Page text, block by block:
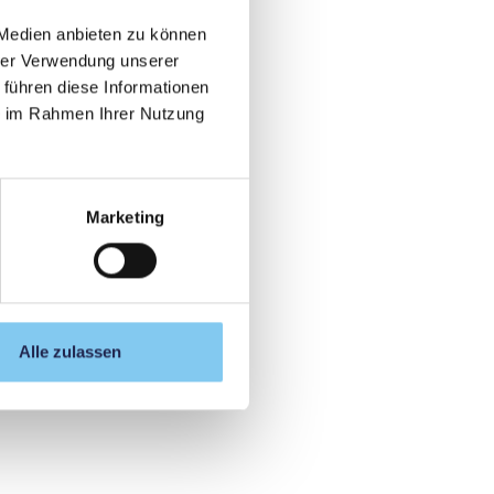
anbieten zu können
Verwendung unserer
diese Informationen
Rahmen Ihrer Nutzung
Marketing
Alle zulassen